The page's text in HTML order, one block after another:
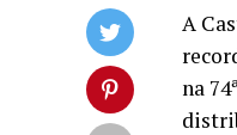
A
na